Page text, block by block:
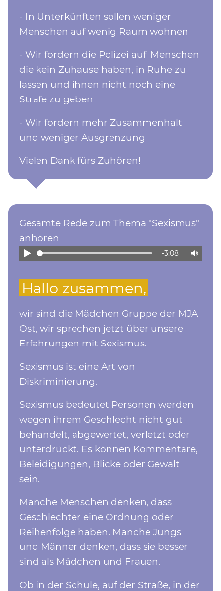
- In Unterkünften sollen weniger
Menschen auf wenig Raum wohnen
- Wir fordern die Polizei auf, Menschen
die kein Zuhause haben, in Ruhe zu
lassen und ihnen nicht noch eine
Strafe zu geben
- Wir fordern mehr Zusammenhalt
und weniger Ausgrenzung
Vielen Dank fürs Zuhören!
Gesamte Rede zum Thema "Sexismus"
anhören
-3:08
Hallo zusammen,
wir sind die Mädchen Gruppe der MJA
Ost, wir sprechen jetzt über unsere
Erfahrungen mit Sexismus.
Sexismus ist eine Art von
Diskriminierung.
Sexismus bedeutet Personen werden
wegen ihrem Geschlecht nicht gut
behandelt, abgewertet, verletzt oder
unterdrückt. Es können Kommentare,
Beleidigungen, Blicke oder Gewalt
sein.
Manche Menschen denken, dass
Geschlechter eine Ordnung oder
Reihenfolge haben. Manche Jungs
und Männer denken, dass sie besser
sind als Mädchen und Frauen.
Ob in der Schule, auf der Straße, in der